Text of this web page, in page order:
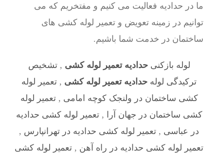
ما در حدادیه فعالیت می کنیم و مفتخریم که می
توانیم در زمینه تعویض و تعمیر لوله کشی های
ساختمان در خدمت شما باشیم.
لوله بازکنیحدادیه تعمیر لوله کشی ,تشخیص
ترکیدگی لوله حدادیه تعمیر لوله کشی , تعمیر لوله
کشی ساختمان در ولنجک کوچه امامی ,تعمیر لوله
کشی ساختمان در جهان آرا
,تعمیر لوله کشی حدادیه
در عباسی , تعمیر لوله کشی حدادیه در تهرانپارس ,
تعمیر لوله کشی حدادیه در راه آهن , تعمیر لوله کشی